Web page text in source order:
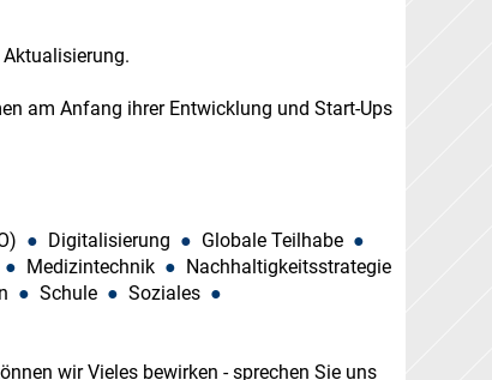
am Anfang ihrer Entwicklung und Start-Ups
● Digitalisierung ● Globale Teilhabe ●
● Medizintechnik ● Nachhaltigkeitsstrategie
● Schule ● Soziales ●
wir Vieles bewirken - sprechen Sie uns